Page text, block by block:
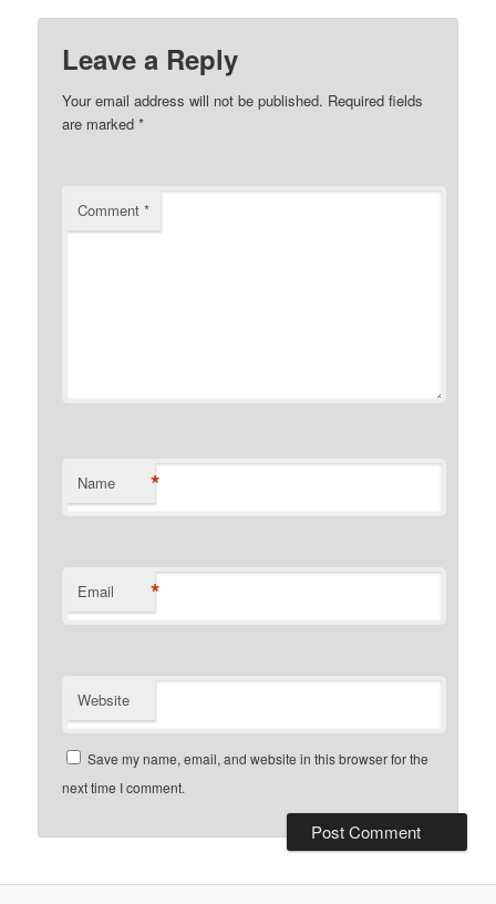
Leave a Reply
Your email address will not be published. Required fields
are marked*
Comment*
Name *
Email *
Website
Save my name, email, and website in this browser for the
next time I comment.